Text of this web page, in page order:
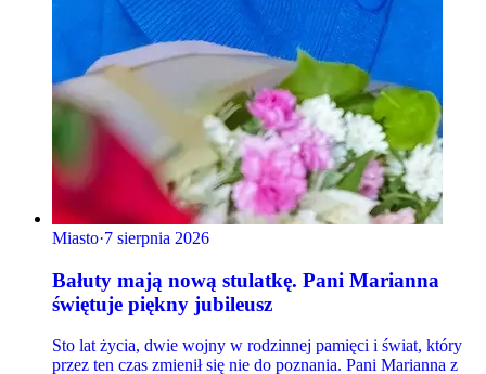
Miasto·7 sierpnia 2026
Bałuty mają nową stulatkę. Pani Marianna
świętuje piękny jubileusz
Sto lat życia, dwie wojny w rodzinnej pamięci i świat, który
przez ten czas zmienił się nie do poznania. Pani Marianna z